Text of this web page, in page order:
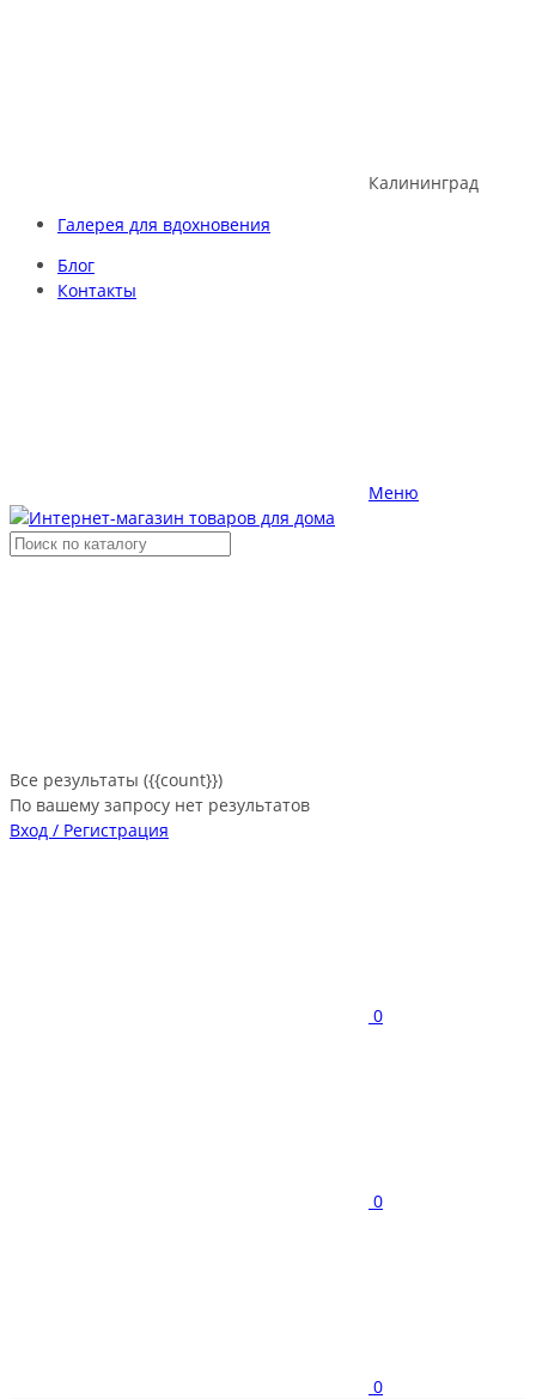
Калининград
Галерея для вдохновения
Блог
Контакты
Меню
Все результаты ({{count}})
По вашему запросу нет результатов
Вход / Регистрация
0
0
0